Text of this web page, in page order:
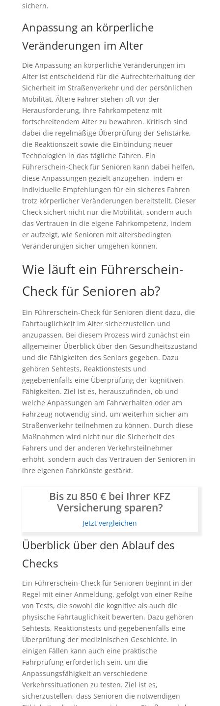
sichern.
Anpassung an körperliche
Veränderungen im Alter
Die Anpassung an körperliche Veränderungen im
Alter ist entscheidend für die Aufrechterhaltung der
Sicherheit im Straßenverkehr und der persönlichen
Mobilität. Ältere Fahrer stehen oft vor der
Herausforderung, ihre Fahrkompetenz mit
fortschreitendem Alter zu bewahren. Kritisch sind
dabei die regelmäßige Überprüfung der Sehstärke,
die Reaktionszeit sowie die Einbindung neuer
Technologien in das tägliche Fahren. Ein
Führerschein-Check für Senioren kann dabei helfen,
diese Anpassungen gezielt anzugehen, indem er
individuelle Empfehlungen für ein sicheres Fahren
trotz körperlicher Veränderungen bereitstellt. Dieser
Check sichert nicht nur die Mobilität, sondern auch
das Vertrauen in die eigene Fahrkompetenz, indem
er aufzeigt, wie Senioren mit altersbedingten
Veränderungen sicher umgehen können.
Wie läuft ein Führerschein-
Check für Senioren ab?
Ein Führerschein-Check für Senioren dient dazu, die
Fahrtauglichkeit im Alter sicherzustellen und
anzupassen. Bei diesem Prozess wird zunächst ein
allgemeiner Überblick über den Gesundheitszustand
und die Fähigkeiten des Seniors gegeben. Dazu
gehören Sehtests, Reaktionstests und
gegebenenfalls eine Überprüfung der kognitiven
Fähigkeiten. Ziel ist es, herauszufinden, ob und
welche Anpassungen am Fahrverhalten oder am
Fahrzeug notwendig sind, um weiterhin sicher am
Straßenverkehr teilnehmen zu können. Durch diese
Maßnahmen wird nicht nur die Sicherheit des
Fahrers und der anderen Verkehrsteilnehmer
erhöht, sondern auch das Vertrauen der Senioren in
ihre eigenen Fahrkünste gestärkt.
Bis zu 850 € bei Ihrer KFZ
Versicherung sparen?
Jetzt vergleichen
Überblick über den Ablauf des
Checks
Ein Führerschein-Check für Senioren beginnt in der
Regel mit einer Anmeldung, gefolgt von einer Reihe
von Tests, die sowohl die kognitive als auch die
physische Fahrtauglichkeit bewerten. Dazu gehören
Sehtests, Reaktionstests und gegebenenfalls eine
Überprüfung der medizinischen Geschichte. In
einigen Fällen kann auch eine praktische
Fahrprüfung erforderlich sein, um die
Anpassungsfähigkeit an verschiedene
Verkehrssituationen zu testen. Ziel ist es,
sicherzustellen, dass Senioren die notwendigen